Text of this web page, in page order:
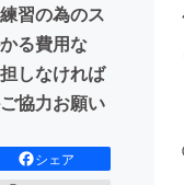
Social Good
るさと納税
習の為のス
る費用な
しなければ
協力お願い
シェア